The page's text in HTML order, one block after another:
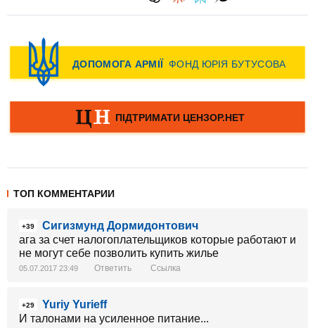
ТОП КОММЕНТАРИИ
+39
Сигизмунд Дормидонтович
ага за счет налогоплательщиков которые работают и
не могут себе позволить купить жилье
05.07.2017 23:49 Ответить Ссылка
+29
Yuriy Yurieff
И талонами на усиленное питание...